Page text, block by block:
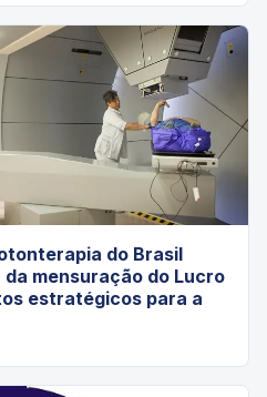
do Brasil
mensuração do Lucro
estratégicos para a